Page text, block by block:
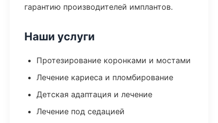
гарантию производителей имплантов.
Наши услуги
Протезирование коронками и мостами
Лечение кариеса и пломбирование
Детская адаптация и лечение
Лечение под седацией